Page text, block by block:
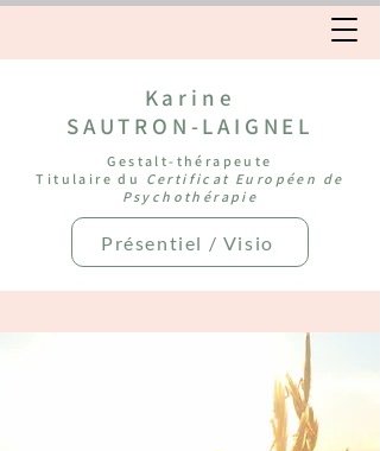
Karine
SAUTRON-LAIGNEL
Gestalt-thérapeute
Titulaire du Certificat Européen de
Psychothérapie
Présentiel / Visio